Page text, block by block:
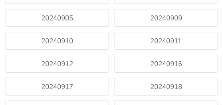
20240905 20240909
20240910 20240911
20240912 20240916
20240917 20240918